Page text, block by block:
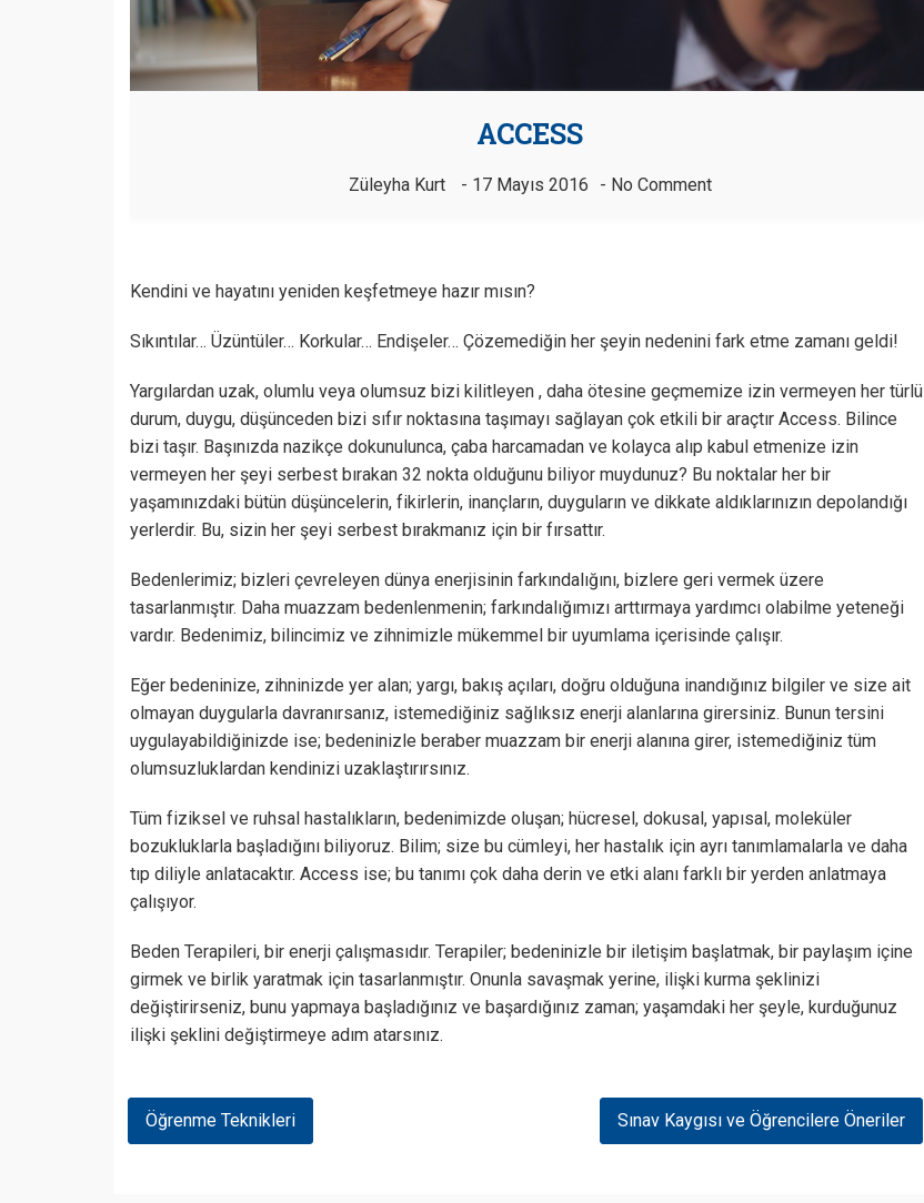
ACCESS
Züleyha Kurt 17 Mayıs 2016 No Comment
Kendini ve hayatını yeniden keşfetmeye hazır mısın?
Sıkıntılar… Üzüntüler… Korkular… Endişeler… Çözemediğin her şeyin nedenini fark etme zamanı geldi!
Yargılardan uzak, olumlu veya olumsuz bizi kilitleyen , daha ötesine geçmemize izin vermeyen her türlü
durum, duygu, düşünceden bizi sıfır noktasına taşımayı sağlayan çok etkili bir araçtır Access. Bilince
bizi taşır. Başınızda nazikçe dokunulunca, çaba harcamadan ve kolayca alıp kabul etmenize izin
vermeyen her şeyi serbest bırakan 32 nokta olduğunu biliyor muydunuz? Bu noktalar her bir
yaşamınızdaki bütün düşüncelerin, fikirlerin, inançların, duyguların ve dikkate aldıklarınızın depolandığı
yerlerdir. Bu, sizin her şeyi serbest bırakmanız için bir fırsattır.
Bedenlerimiz; bizleri çevreleyen dünya enerjisinin farkındalığını, bizlere geri vermek üzere
tasarlanmıştır. Daha muazzam bedenlenmenin; farkındalığımızı arttırmaya yardımcı olabilme yeteneği
vardır. Bedenimiz, bilincimiz ve zihnimizle mükemmel bir uyumlama içerisinde çalışır.
Eğer bedeninize, zihninizde yer alan; yargı, bakış açıları, doğru olduğuna inandığınız bilgiler ve size ait
olmayan duygularla davranırsanız, istemediğiniz sağlıksız enerji alanlarına girersiniz. Bunun tersini
uygulayabildiğinizde ise; bedeninizle beraber muazzam bir enerji alanına girer, istemediğiniz tüm
olumsuzluklardan kendinizi uzaklaştırırsınız.
Tüm fiziksel ve ruhsal hastalıkların, bedenimizde oluşan; hücresel, dokusal, yapısal, moleküler
bozukluklarla başladığını biliyoruz. Bilim; size bu cümleyi, her hastalık için ayrı tanımlamalarla ve daha
tıp diliyle anlatacaktır. Access ise; bu tanımı çok daha derin ve etki alanı farklı bir yerden anlatmaya
çalışıyor.
Beden Terapileri, bir enerji çalışmasıdır. Terapiler; bedeninizle bir iletişim başlatmak, bir paylaşım içine
girmek ve birlik yaratmak için tasarlanmıştır. Onunla savaşmak yerine, ilişki kurma şeklinizi
değiştirirseniz, bunu yapmaya başladığınız ve başardığınız zaman; yaşamdaki her şeyle, kurduğunuz
ilişki şeklini değiştirmeye adım atarsınız.
Yazı
Gezinmesi
Öğrenme Teknikleri Sınav Kaygısı ve Öğrencilere Öneriler